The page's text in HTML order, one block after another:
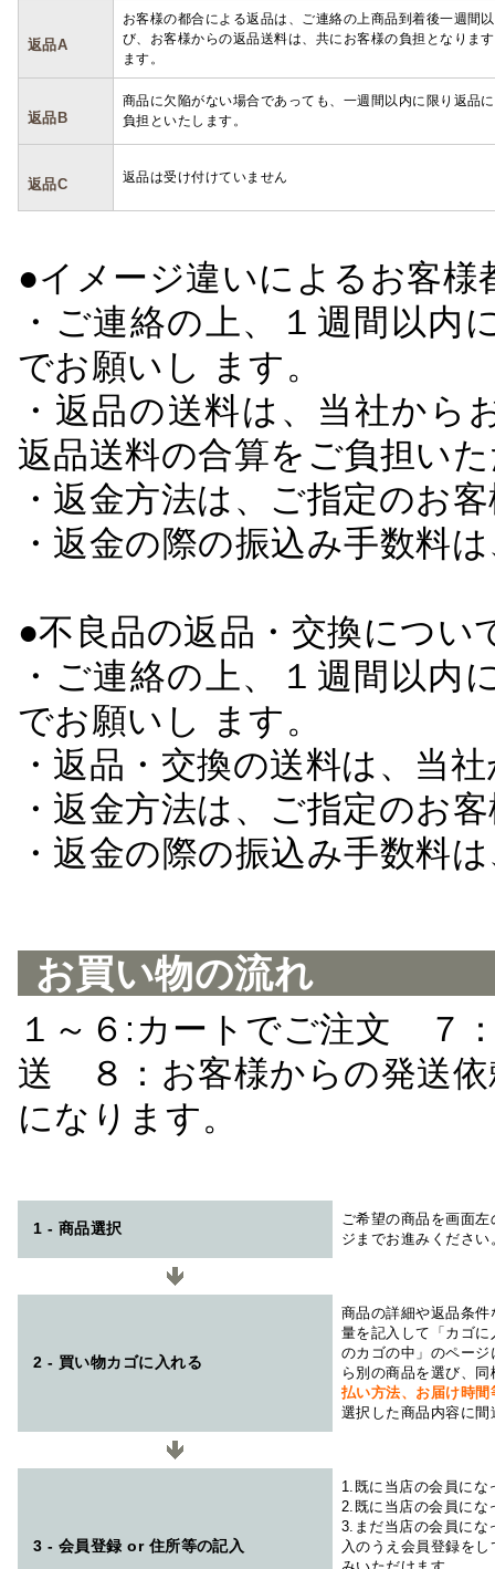
返品A
お客様の都合による返品は、ご連絡の上商品到着後一週間
び、お客様からの返品送料は、共にお客様の負担となりま
ます。
返品B
商品に欠陥がない場合であっても、一週間以内に限り返品
負担といたします。
返品C 返品は受け付けていません
●イメージ違いによるお客
・ご連絡の上、１週間以
でお願いし ます。
・返品の送料は、当社か
返品送料の合算をご負担い
・返金方法は、ご指定のお
・返金の際の振込み手数料
●不良品の返品・交換につい
・ご連絡の上、１週間以
でお願いし ます。
・返品・交換の送料は、当
・返金方法は、ご指定のお
・返金の際の振込み手数料
お買い物の流れ
１～６:カートでご注文 ７
送 ８：お客様からの発送
になります。
1 - 商品選択
ご希望の商品を画面
ジまでお進みください
2 - 買い物カゴに入れる
商品の詳細や返品条
量を記入して「カゴ
のカゴの中」のペー
ら別の商品を選び、
払い方法、お届け時
選択した商品内容に
3 - 会員登録 or 住所等の記入
1.既に当店の会員にな
2.既に当店の会員にな
3.まだ当店の会員にな
入のうえ会員登録を